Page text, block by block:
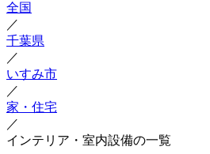
全国
／
千葉県
／
いすみ市
／
家・住宅
／
インテリア・室内設備の一覧